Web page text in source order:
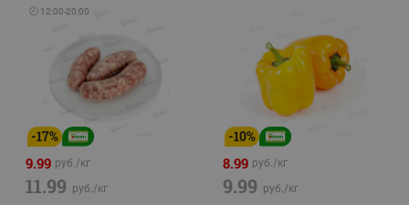
🕘 12:00-20:00
-17%
9.99 руб./кг
11.99 руб./кг
-10%
8.99 руб./кг
9.99 руб./кг